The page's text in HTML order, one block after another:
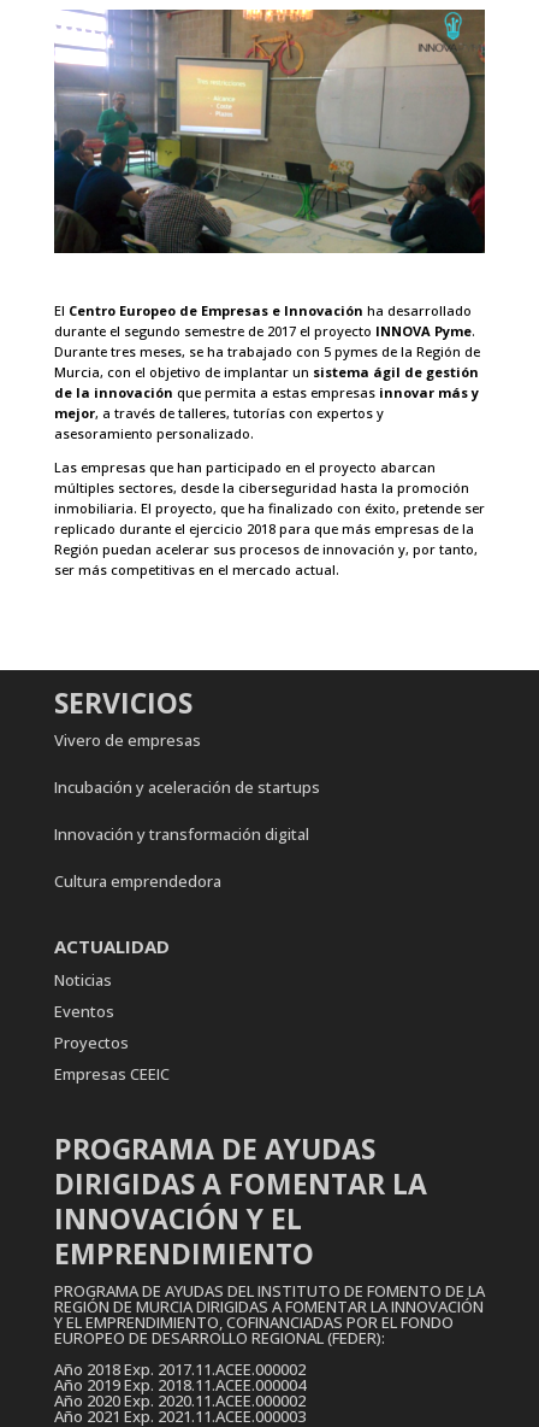
El Centro Europeo de Empresas e Innovación ha desarrollado
durante el segundo semestre de 2017 el proyecto INNOVA Pyme.
Durante tres meses, se ha trabajado con 5 pymes de la Región de
Murcia, con el objetivo de implantar un sistema ágil de gestión
de la innovación que permita a estas empresas innovar más y
mejor, a través de talleres, tutorías con expertos y
asesoramiento personalizado.
Las empresas que han participado en el proyecto abarcan
múltiples sectores, desde la ciberseguridad hasta la promoción
inmobiliaria. El proyecto, que ha finalizado con éxito, pretende ser
replicado durante el ejercicio 2018 para que más empresas de la
Región puedan acelerar sus procesos de innovación y, por tanto,
ser más competitivas en el mercado actual.
SERVICIOS
Vivero de empresas
Incubación y aceleración de startups
Innovación y transformación digital
Cultura emprendedora
ACTUALIDAD
Noticias
Eventos
Proyectos
Empresas CEEIC
PROGRAMA DE AYUDAS
DIRIGIDAS A FOMENTAR LA
INNOVACIÓN Y EL
EMPRENDIMIENTO
PROGRAMA DE AYUDAS DEL INSTITUTO DE FOMENTO DE LA
REGIÓN DE MURCIA DIRIGIDAS A FOMENTAR LA INNOVACIÓN
Y EL EMPRENDIMIENTO, COFINANCIADAS POR EL FONDO
EUROPEO DE DESARROLLO REGIONAL (FEDER):
Año 2018 Exp. 2017.11.ACEE.000002
Año 2019 Exp. 2018.11.ACEE.000004
Año 2020 Exp. 2020.11.ACEE.000002
Año 2021 Exp. 2021.11.ACEE.000003